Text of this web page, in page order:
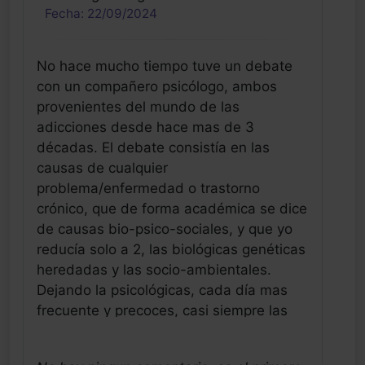
Fecha: 22/09/2024
No hace mucho tiempo tuve un debate
con un compañero psicólogo, ambos
provenientes del mundo de las
adicciones desde hace mas de 3
décadas. El debate consistía en las
causas de cualquier
problema/enfermedad o trastorno
crónico, que de forma académica se dice
de causas bio-psico-sociales, y que yo
reducía solo a 2, las biológicas genéticas
heredadas y las socio-ambientales.
Dejando la psicológicas, cada día mas
frecuente y precoces, casi siempre las